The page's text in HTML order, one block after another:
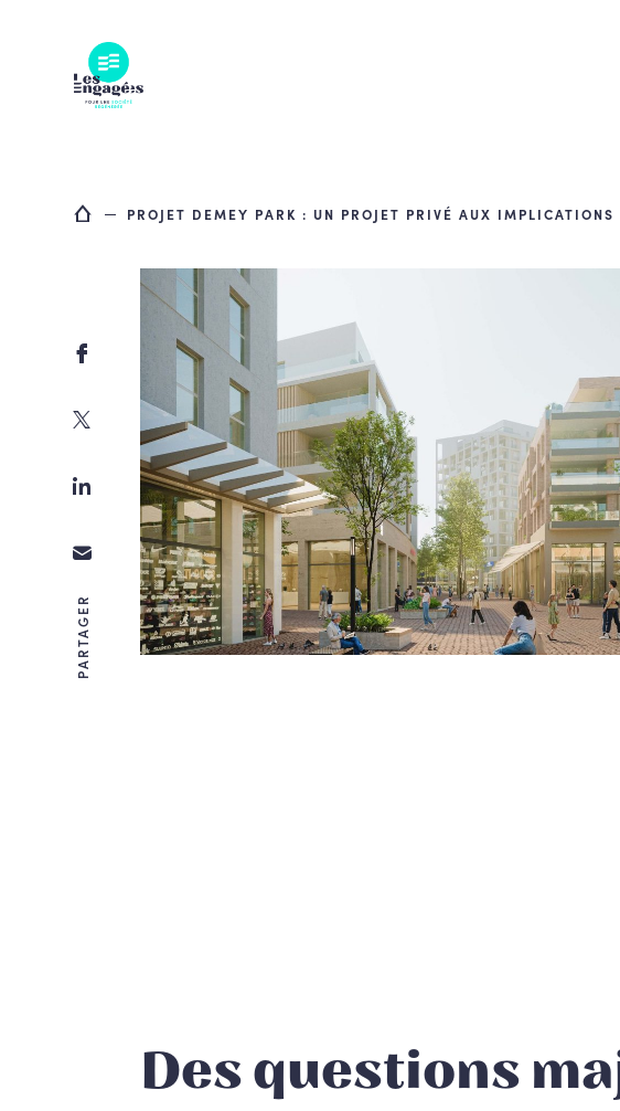
PARTAGER
PROJET DEMEY PARK : UN PROJET PRIVÉ AUX IMPLICATIONS
Des questions